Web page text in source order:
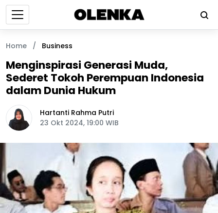
Home / Business
Menginspirasi Generasi Muda,
Sederet Tokoh Perempuan Indonesia
dalam Dunia Hukum
Hartanti Rahma Putri
23 Okt 2024, 19:00 WIB